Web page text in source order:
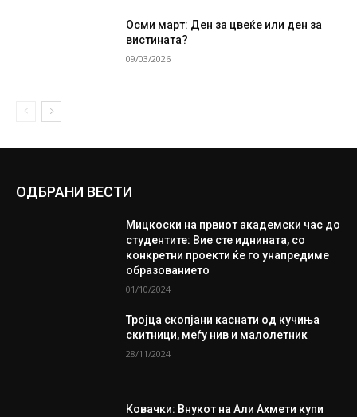
Осми март: Ден за цвеќе или ден за
вистината?
09/03/2026
ОДБРАНИ ВЕСТИ
Мицкоски на првиот академски час до
студентите: Вие сте иднината, со
конкретни проекти ќе го унапредиме
образованието
01/10/2024
Тројца скопјани каснати од кучиња
скитници, меѓу нив и малолетник
28/11/2024
Ковачки: Внукот на Али Ахмети купи